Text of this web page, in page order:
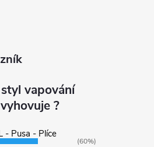
vapování
?
- Pusa - Plíce
(60%)